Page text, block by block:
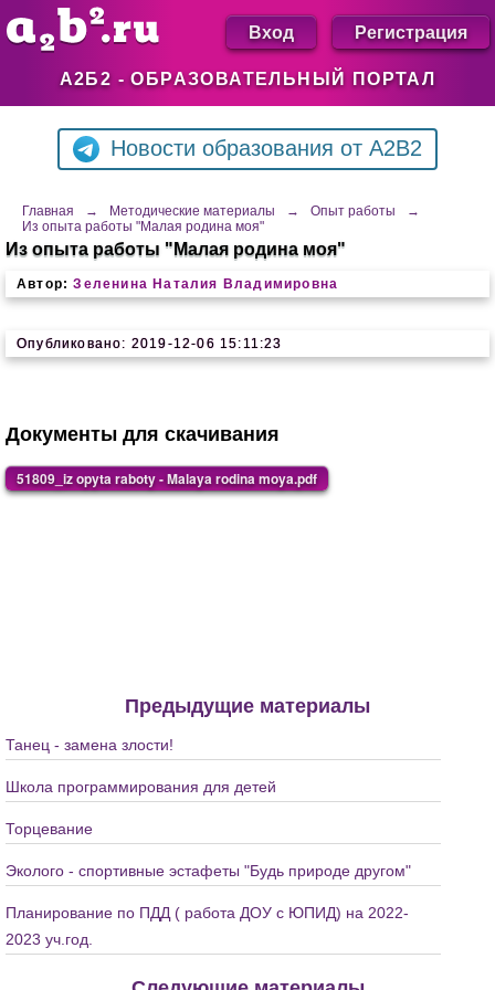
А2Б2 - ОБРАЗОВАТЕЛЬНЫЙ ПОРТАЛ
Вход Регистрация
Новости образования от A2B2
Главная → Методические материалы → Опыт работы
→
Из опыта работы "Малая родина моя"
Из опыта работы "Малая родина моя"
Автор: Зеленина Наталия Владимировна
Опубликовано: 2019-12-06 15:11:23
Документы для скачивания
51809_iz opyta raboty - Malaya rodina moya.pdf
Предыдущие материалы
Танец - замена злости!
Школа программирования для детей
Торцевание
Эколого - спортивные эстафеты "Будь природе другом"
Планирование по ПДД ( работа ДОУ с ЮПИД) на 2022-
2023 уч.год.